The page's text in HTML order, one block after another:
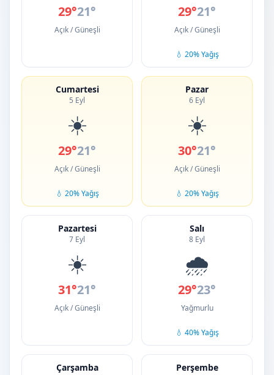
29°21°
Açık / Güneşli
29°21°
Açık / Güneşli
💧 20% Yağış
Cumartesi
5 Eyl
☀️
29°21°
Açık / Güneşli
💧 20% Yağış
Pazar
6 Eyl
☀️
30°21°
Açık / Güneşli
💧 20% Yağış
Pazartesi
7 Eyl
☀️
31°21°
Açık / Güneşli
Salı
8 Eyl
🌧️
29°23°
Yağmurlu
💧 40% Yağış
Çarşamba Perşembe